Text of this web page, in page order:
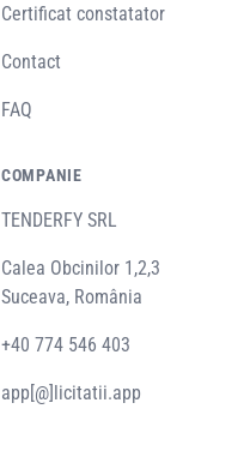
Certificat constatator
Contact
FAQ
COMPANIE
TENDERFY SRL
Calea Obcinilor 1,2,3
Suceava, România
+40 774 546 403
app[@]licitatii.app